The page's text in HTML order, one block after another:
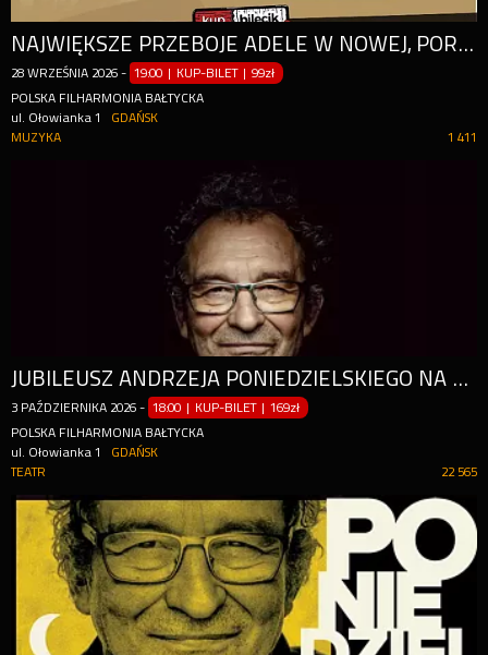
NAJWIĘKSZE PRZEBOJE ADELE W NOWEJ, PORUSZAJĄCEJ ODSŁONIE
28 WRZEŚNIA 2026 - 19:00 | KUP-BILET |99zł
POLSKA FILHARMONIA BAŁTYCKA
ul. Ołowianka 1
GDAŃSK
1 411
MUZYKA
JUBILEUSZ ANDRZEJA PONIEDZIELSKIEGO NA 50 - LECIE PRACY TWÓRCZEJ I 70 - LECIE URODZIN!
3 PAŹDZIERNIKA 2026 - 18:00 | KUP-BILET |169zł
POLSKA FILHARMONIA BAŁTYCKA
ul. Ołowianka 1
GDAŃSK
22 565
TEATR